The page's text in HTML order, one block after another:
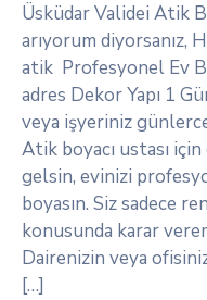
Üsküdar Validei Atik
arıyorum diyorsanız,
atik Profesyonel Ev
adres Dekor Yapı 1
veya işyeriniz
Atik boyacı ustası
gelsin, evinizi
boyasın. Siz sadece
konusunda karar
Dairenizin veya
[…]